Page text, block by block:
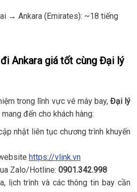
→ Ankara (Emirates): ~18 tiếng
Ankara giá tốt cùng Đại lý
trong lĩnh vực vé máy bay, Đại lý
đến cho khách hàng:
nhật liên tục chương trình khuyến
https://vlink.vn
Zalo/Hotline: 0901.342.998
lịch trình và các thông tin bay cần